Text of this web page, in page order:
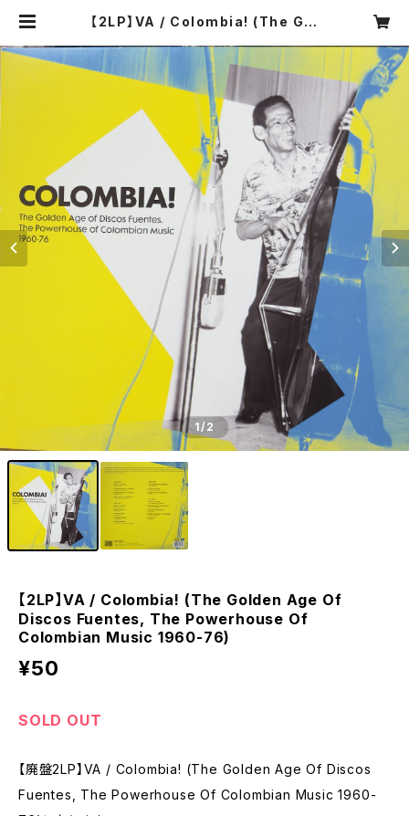
【2LP】VA / Colombia! (The Gol
he Powerhouse Of Colombian
Music 1960-76) | COMPACT D
ISCO ASIA
1/2
【2LP】VA / Colombia! (The Golden Age Of
Discos Fuentes, The Powerhouse Of
Colombian Music 1960-76)
¥50
SOLD OUT
【廃盤2LP】VA / Colombia! (The Golden Age Of Discos
Fuentes, The Powerhouse Of Colombian Music 1960-